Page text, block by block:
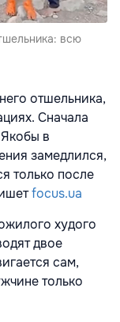
всю
отшельника,
Сначала
в
замедлился,
только после
focus.ua
худого
двое
сам,
только